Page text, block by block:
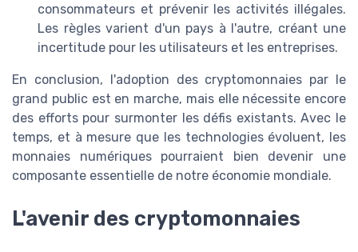
consommateurs et prévenir les activités illégales.
Les règles varient d'un pays à l'autre, créant une
incertitude pour les utilisateurs et les entreprises.
En conclusion, l'adoption des cryptomonnaies par le
grand public est en marche, mais elle nécessite encore
des efforts pour surmonter les défis existants. Avec le
temps, et à mesure que les technologies évoluent, les
monnaies numériques pourraient bien devenir une
composante essentielle de notre économie mondiale.
L'avenir des cryptomonnaies